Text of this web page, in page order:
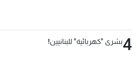
4بشرى "كهربائية" للبنانيين!